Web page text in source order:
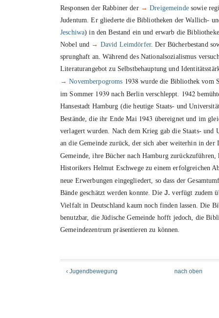
Responsen der Rabbiner der → Dreigemeindesowie
Judentum. Er gliederte die Bibliotheken der Wallich-
Jeschiwa) in den Bestand ein und erwarb die
Nobel und → David Leimdörfer. Der Bücherbestand
sprunghaft an. Während des Nationalsozialismus
Literaturangebot zu Selbstbehauptung und
→ Novemberpogroms 1938 wurde die Bibliothek vom
im Sommer 1939 nach Berlin verschleppt. 1942
Hansestadt Hamburg (die heutige Staats- und
Bestände, die ihr Ende Mai 1943 übereignet und im
verlagert wurden. Nach dem Krieg gab die Staats- und
an die Gemeinde zurück, der sich aber weiterhin in der
Gemeinde, ihre Bücher nach Hamburg zurückzuführen,
Historikers Helmut Eschwege zu einem erfolgreichen
neue Erwerbungen eingegliedert, so dass der
Bände geschätzt werden konnte. Die J. verfügt zudem
Vielfalt in Deutschland kaum noch finden lassen. Die
benutzbar, die Jüdische Gemeinde hofft jedoch, die
Gemeindezentrum präsentieren zu können.
‹ Jugendbewegung nach oben